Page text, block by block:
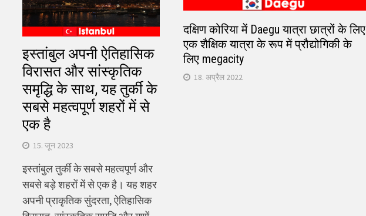
दक्षिण कोरिया में Daegu यात्रा छात्रों के लिए
एक शैक्षिक यात्रा के रूप में प्रौद्योगिकी के
लिए megacity
18. अप्रैल 2022
इस्तांबुल अपनी ऐतिहासिक
विरासत और सांस्कृतिक
समृद्धि के साथ, यह तुर्की के
सबसे महत्वपूर्ण शहरों में से
एक है
15. जून 2023
इस्तांबुल तुर्की के सबसे महत्वपूर्ण और
सबसे बड़े शहरों में से एक है। यह शहर
अपनी प्राकृतिक सुंदरता, ऐतिहासिक